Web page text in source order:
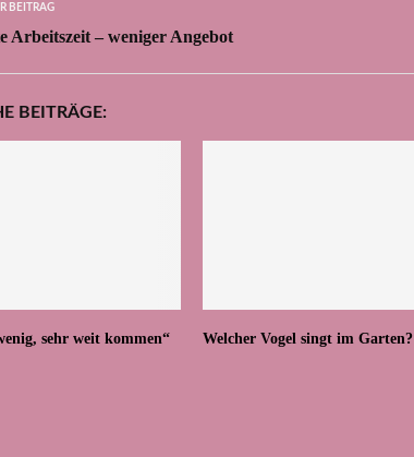
BEITRAG
Arbeitszeit – weniger Angebot
BEITRÄGE:
sehr weit kommen“ Welcher Vogel singt im Garten?